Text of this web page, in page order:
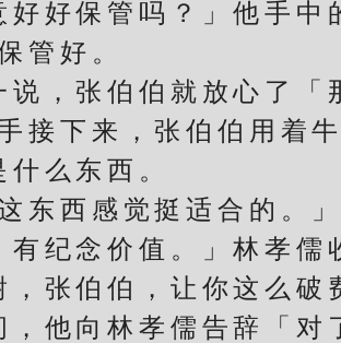
好保管吗？」他手中
管好。
，张伯伯就放心了「
接下来，张伯伯用着
么东西。
西感觉挺适合的。」
念价值。」林孝儒
张伯伯，让你这么破
向林孝儒告辞「对